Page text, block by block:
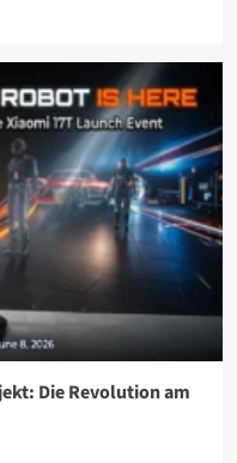
Die Revolution am